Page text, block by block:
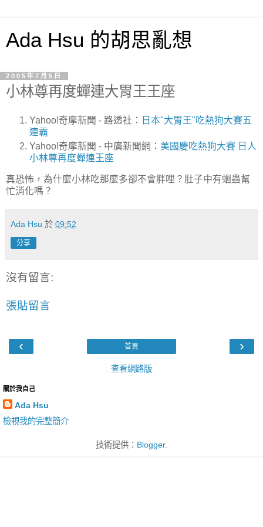
Ada Hsu 的胡思亂想
2005年7月5日
小林尊再度蟬連大胃王王座
Yahoo!奇摩新聞 - 路透社：
日本"大胃王"吃熱狗大賽五
連霸
Yahoo!奇摩新聞 - 中廣新聞網： 美國慶吃熱狗大賽 日人
小林尊再度蟬連王座
真恐怖，為什麼小林吃那麼多卻不會胖哩？肚子中有蛔蟲幫
忙消化嗎？
Ada Hsu 於 09:52
分享
沒有留言:
張貼留言
‹ ›
首頁
查看網路版
關於我自己
Ada Hsu
檢視我的完整簡介
技術提供： Blogger.